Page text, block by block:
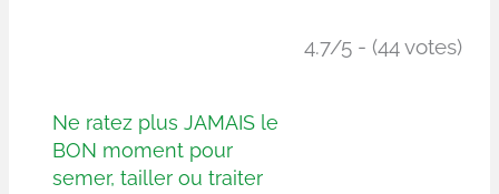
4.7/5 - (44 votes)
Ne ratez plus JAMAIS le
BON moment pour
semer, tailler ou traiter